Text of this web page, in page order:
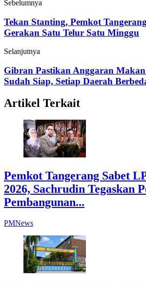
Sebelumnya
Tekan Stanting, Pemkot
Gerakan Satu Telur Satu Minggu
Selanjutnya
Gibran Pastikan Anggaran
Sudah Siap, Setiap Daerah
Artikel Terkait
Pemkot Tangerang Sabet
2026, Sachrudin Tegaskan
Pembangunan...
PMNews